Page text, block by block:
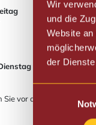
Wir
und die
Website
der
vor dem Ladenlokal.